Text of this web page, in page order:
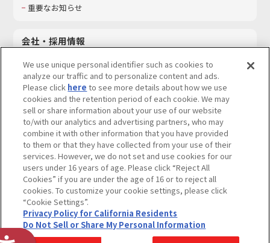
重要なお知らせ
会社・採用情報
採用情報
サステナビリティ
お問い合わせ
ウェブサイトご利用条件 ソーシャルメディアポリシー
個人情報及び特定個人情報等の取り扱いに関する保護方針
Do Not Sell or Share My Personal Information著作権・商標について
カスタマーハラスメントに対する基本的な対応方針
We use unique personal identifier such as cookies to
analyze our traffic and to personalize content and ads.
Please click here to see more details about how we use
cookies and the retention period of each cookie. We may
sell or share information about your use of our website
to/with our analytics and advertising partners, who may
combine it with other information that you have provided
to them or that they have collected from your use of their
services. However, we do not set and use cookies for our
users under 16 years of age. Please click “Reject All
Cookies” if you are under the age of 16 or to reject all
cookies. To customize your cookie settings, please click
“Cookie Settings”.
Privacy Policy for California Residents
Do Not Sell or Share My Personal Information